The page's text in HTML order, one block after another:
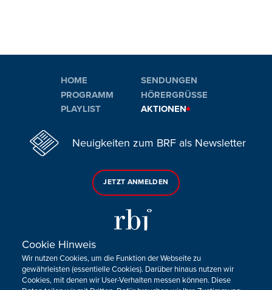
HOME
PROGRAMM
PLAYLIST
SENDUNGEN
HÖRERGRÜSSE
AKTIONEN
Neuigkeiten zum BRF als Newsletter
JETZT ANMELDEN
Sie haben noch Fragen oder Anmerkungen?
KONTAKTIEREN SIE UNS!
Cookie Hinweis
Wir nutzen Cookies, um die Funktion der Webseite zu
gewährleisten (essentielle Cookies). Darüber hinaus nutzen wir
Cookies, mit denen wir User-Verhalten messen können. Diese